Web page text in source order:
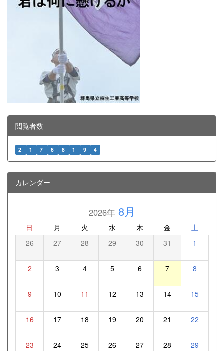
閲覧者数
2 1 7 6 8 1 9 4
カレンダー
2026年8月
日 月 火 水 木 金 土
26 27 28 29 30 31 1
2 3 4 5 6 7 8
9 10 11 12 13 14 15
16 17 18 19 20 21 22
23 24 25 26 27 28 29